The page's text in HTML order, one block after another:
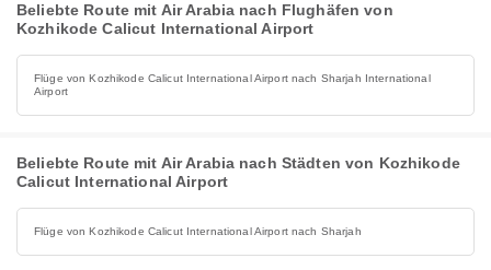
Beliebte Route mit Air Arabia nach Flughäfen von
Kozhikode Calicut International Airport
Flüge von Kozhikode Calicut International Airport nach Sharjah International
Airport
Beliebte Route mit Air Arabia nach Städten von Kozhikode
Calicut International Airport
Flüge von Kozhikode Calicut International Airport nach Sharjah